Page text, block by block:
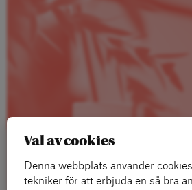
Val av cookies
Denna webbplats använder
tekniker för att erbjuda en så bra